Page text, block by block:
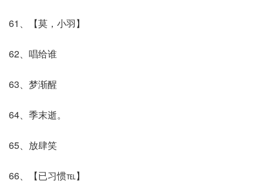
61、【莫，小羽】
62、唱给谁
63、梦渐醒
64、季末逝。
65、放肆笑
66、【已习惯℡】